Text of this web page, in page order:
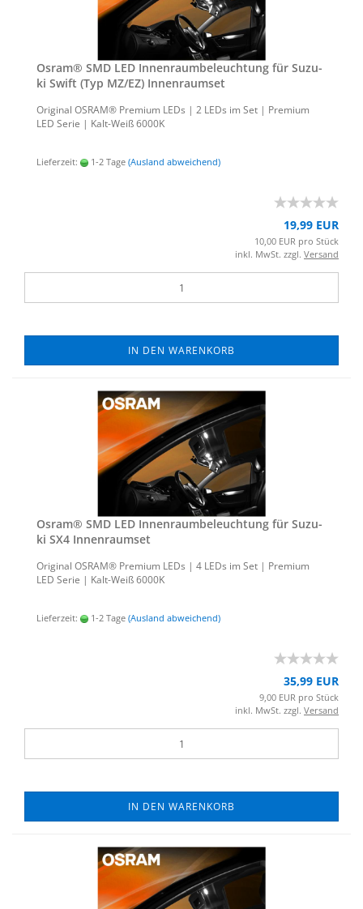
Osram® SMD LED In­nen­raum­be­leuch­tung für Su­zu­
ki Swift (Typ MZ/EZ) In­nen­ra­um­set
Ori­gi­nal OSRAM® Pre­mi­um LEDs | 2 LEDs im Set | Pre­mi­um
LED Serie | Kalt-​Weiß 6000K
Lieferzeit: 1-2 Tage (Ausland abweichend)
19,99 EUR
10,00 EUR pro Stück
inkl. MwSt. zzgl. Versand
IN DEN WARENKORB
Osram® SMD LED In­nen­raum­be­leuch­tung für Su­zu­
ki SX4 In­nen­ra­um­set
Ori­gi­nal OSRAM® Pre­mi­um LEDs | 4 LEDs im Set | Pre­mi­um
LED Serie | Kalt-​Weiß 6000K
Lieferzeit: 1-2 Tage (Ausland abweichend)
35,99 EUR
9,00 EUR pro Stück
inkl. MwSt. zzgl. Versand
IN DEN WARENKORB